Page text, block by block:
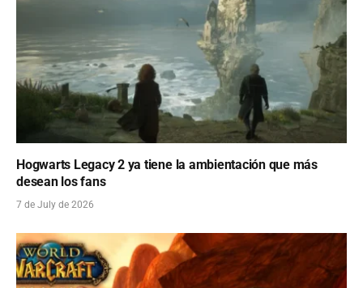
Hogwarts Legacy 2 ya tiene la ambientación que más
desean los fans
7 de July de 2026